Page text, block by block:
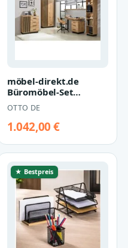
möbel-direkt.de
Büromöbel-Set
Lamelo in Eiche Wotan
und Schwarz matt,…
OTTO DE
1.042,00 €
★ Bestpreis